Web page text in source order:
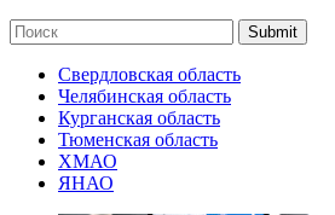
Submit
Свердловская область
Челябинская область
Курганская область
Тюменская область
ХМАО
ЯНАО